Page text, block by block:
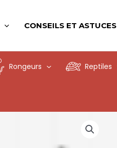
CONSEILS ET ASTUCES
Rongeurs Reptiles